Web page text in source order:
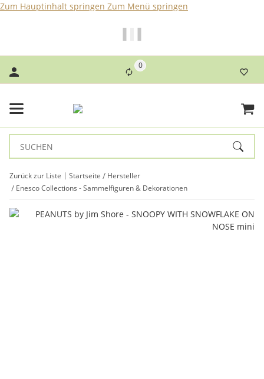
Zum Hauptinhalt springen Zum Menü springen
0
Zurück zur Liste Startseite
Hersteller
Enesco Collections - Sammelfiguren & Dekorationen